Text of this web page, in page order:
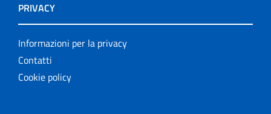
PRIVACY
Informazioni per la privacy
Contatti
Cookie policy